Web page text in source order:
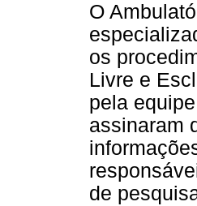
O
os
Livre e
pela
assinaram
de